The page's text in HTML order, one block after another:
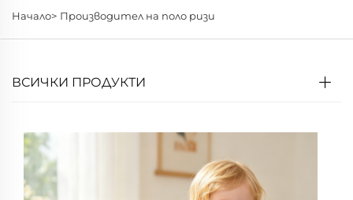
Начало> Производител на поло ризи
ВСИЧКИ ПРОДУКТИ